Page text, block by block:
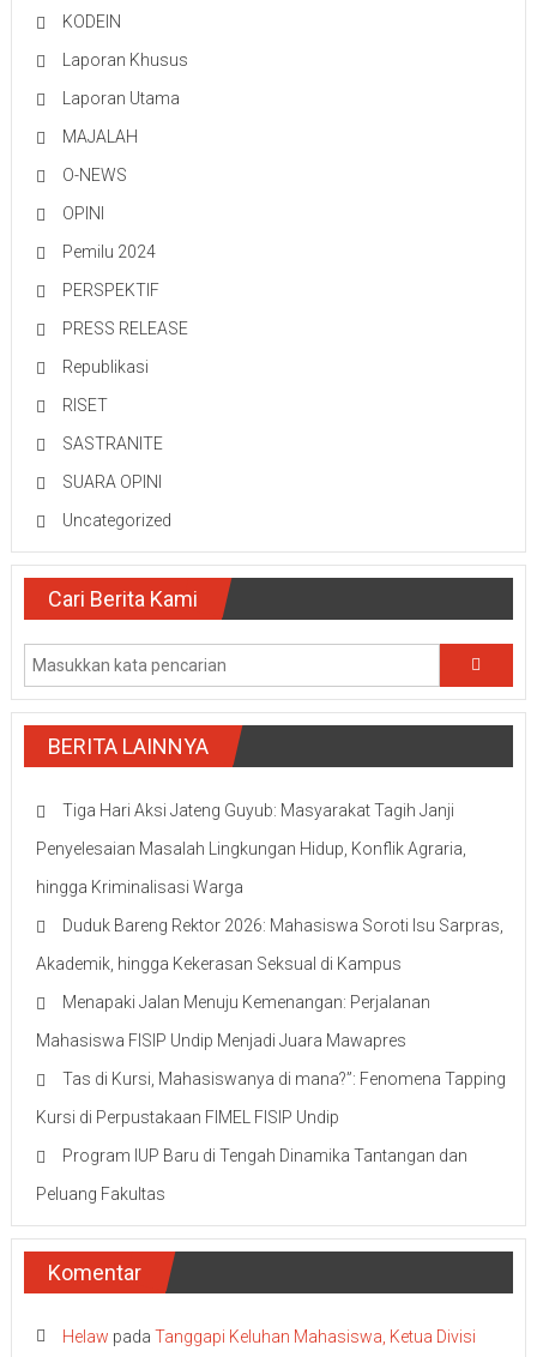
KODEIN
Laporan Khusus
Laporan Utama
MAJALAH
O-NEWS
OPINI
Pemilu 2024
PERSPEKTIF
PRESS RELEASE
Republikasi
RISET
SASTRANITE
SUARA OPINI
Uncategorized
Cari Berita Kami
BERITA LAINNYA
Tiga Hari Aksi Jateng Guyub: Masyarakat Tagih Janji
Penyelesaian Masalah Lingkungan Hidup, Konflik Agraria,
hingga Kriminalisasi Warga
Duduk Bareng Rektor 2026: Mahasiswa Soroti Isu Sarpras,
Akademik, hingga Kekerasan Seksual di Kampus
Menapaki Jalan Menuju Kemenangan: Perjalanan
Mahasiswa FISIP Undip Menjadi Juara Mawapres
Tas di Kursi, Mahasiswanya di mana?”: Fenomena Tapping
Kursi di Perpustakaan FIMEL FISIP Undip
Program IUP Baru di Tengah Dinamika Tantangan dan
Peluang Fakultas
Komentar
Helaw pada Tanggapi Keluhan Mahasiswa, Ketua Divisi